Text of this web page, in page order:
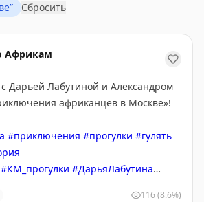
” Сбросить
Африкам
Дарьей Лабутиной и Александром
африканцев в Москве»!
#приключения #прогулки #гулять
#КМ_прогулки #ДарьяЛабутина
116 (8.6%)